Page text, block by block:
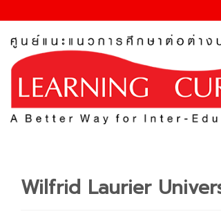
to
content
Wilfrid Laurier